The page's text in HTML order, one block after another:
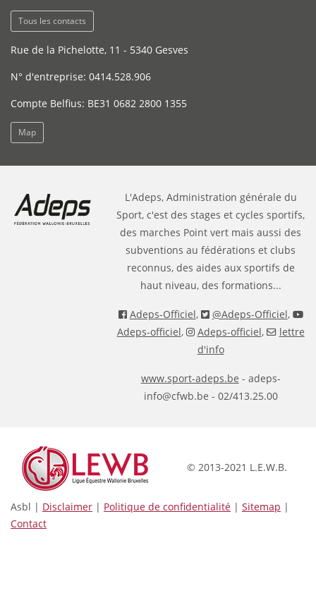
Tous les contacts
Rue de la Pichelotte, 11 - 5340 Gesves
N° d'entreprise: 0414.528.906
Compte Belfius: BE31 0682 2800 1355
Map
L'Adeps, Administration générale du
Sport, c'est des stages et cycles sportifs,
des marches Point vert mais aussi des
subventions au fédérations et clubs
reconnus, des aides aux sportifs de
haut niveau, des formations...
Adeps-Officiel, @Adeps-Officiel,
Adeps-officiel, Adeps-officiel,
lettre
d'info
www.sport-adeps.be - adeps-
info@cfwb.be - 02/413.25.00
© 2013-2021 L.E.W.B.
Asbl | Disclaimer | Politique de confidentialité | Sitemap |
Contact